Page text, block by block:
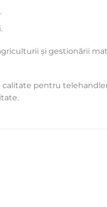
și gestionării
pentru